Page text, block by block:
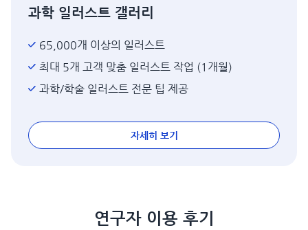
과학 일러스트 갤러리
65,000개 이상의 일러스트
최대 5개 고객 맞춤 일러스트 작업 (1개월)
과학/학술 일러스트 전문 팁 제공
자세히 보기
연구자 이용 후기